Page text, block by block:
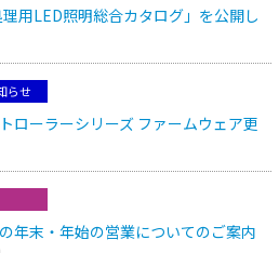
用LED照明総合カタログ」を公開し
らせ
ローラーシリーズ ファームウェア更
年末・年始の営業についてのご案内